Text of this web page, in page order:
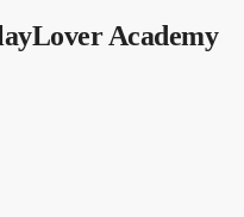
Academy